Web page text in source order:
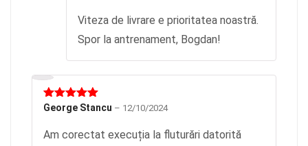
Viteza de livrare e prioritatea noastră.
Spor la antrenament, Bogdan!
Evaluat la
George Stancu – 12/10/2024
Am corectat execuția la fluturări datorită